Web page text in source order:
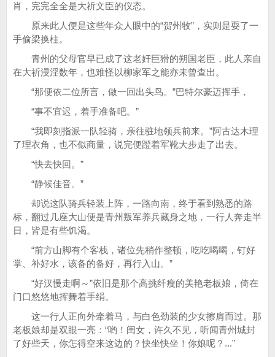
肖，完完全全是大祈文臣的仪态。
原来此人便是这些年众人眼中的“贺州牧”，实则是耍了一
手偷梁换柱。
青州的父母官早已成了这老奸巨猾的朔国老臣，此人亲自
在大祈浸淫数年，也难怪以柳家军之能亦未曾查出。
“那便依二位所言，做一回出头鸟。”巴特尔豪迈挥手，
“事不宜迟，着手准备吧。”
“我即刻指派一队轻骑，亲往驻地领兵前来。”阿古达木理
了理衣角，也不似商量，说完便蹬着军靴大步走了出去。
“快去快回。”
“静候佳音。”
却说这队骑兵轻装上阵，一路向南，终于看到熟悉的路
标，翻过几座大山便是青州叛军养兵藏身之地，一行人奔走半
日，皆是有些饥渴。
“前方山脚有个客栈，诸位先稍作整顿，吃吃喝喝，钉好
掌、补好水，该备的备好，再行入山。”
“好汉慢走啊～”依旧是那个高挑纤瘦的美艳老板娘，倚在
门口悠悠地挥舞着手绢。
这一行人正向外牵着马，与白色劲装的少女擦肩而过。那
老板娘却是双眼一亮：“哟！闺女，许久不见，听闻青州城封
了好些天，你怎得空来这边的？快坐快坐！你娘呢？...”